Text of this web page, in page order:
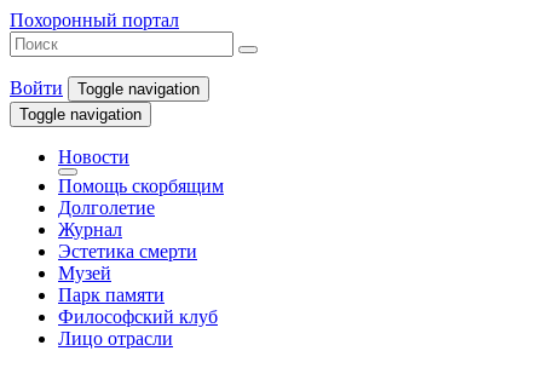
Похоронный портал
Войти
Toggle navigation
Toggle navigation
Новости
Помощь скорбящим
Долголетие
Журнал
Эстетика смерти
Музей
Парк памяти
Философский клуб
Лицо отрасли